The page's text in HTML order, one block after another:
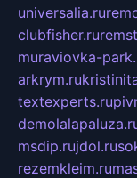
universalia.ru
clubfisher.ru
muraviovka-
arkrym.ru
textexperts.ru
msdip.rujdol.ru
rezemkleim.ru